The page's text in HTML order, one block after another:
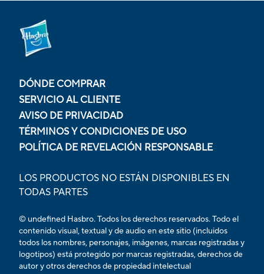
DÓNDE COMPRAR
SERVICIO AL CLIENTE
AVISO DE PRIVACIDAD
TÉRMINOS Y CONDICIONES DE USO
POLÍTICA DE REVELACIÓN RESPONSABLE
LOS PRODUCTOS NO ESTÁN DISPONIBLES EN
TODAS PARTES
© undefined Hasbro. Todos los derechos reservados. Todo el
contenido visual, textual y de audio en este sitio (incluidos
todos los nombres, personajes, imágenes, marcas registradas y
logotipos) está protegido por marcas registradas, derechos de
autor y otros derechos de propiedad intelectual